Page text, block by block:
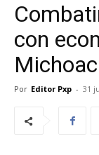
con
Por Editor Pxp - 31